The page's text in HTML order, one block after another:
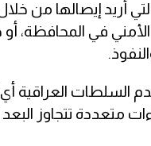
أُريد إيصالها من
في المحافظة، أو
السلطات العراقية
متعددة تتجاوز البعد